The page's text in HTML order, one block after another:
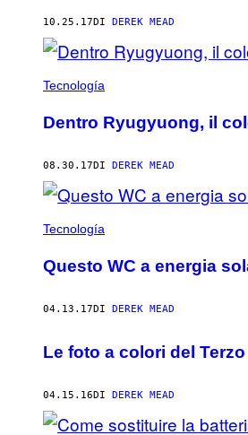
10.25.17DI DEREK MEAD
Tecnología
Dentro Ryugyuong, il
08.30.17DI DEREK MEAD
Tecnología
Questo WC a energia
04.13.17DI DEREK MEAD
Le foto a colori del
04.15.16DI DEREK MEAD